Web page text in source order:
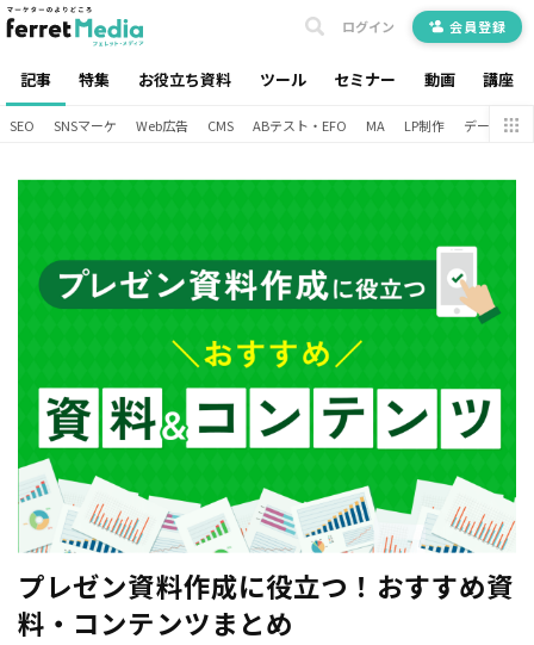
記事 特集 お役立ち資料 ツール セミナー 動画 講座
ログイン 会員登録
SEO SNSマーケ Web広告 CMS ABテスト・EFO MA LP制作 データ分析
プレゼン資料作成に役立つ！おすすめ資
料・コンテンツまとめ